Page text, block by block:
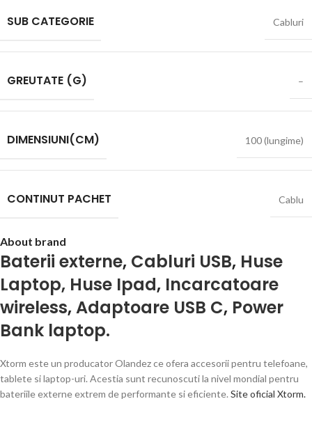
SUB CATEGORIE Cabluri
GREUTATE (G) –
DIMENSIUNI(CM) 100 (lungime)
CONTINUT PACHET Cablu
About brand
Baterii externe, Cabluri USB, Huse
Laptop, Huse Ipad, Incarcatoare
wireless,Adaptoare USB C, Power
Bank laptop.
Xtorm este un producator Olandez ce ofera accesorii pentru telefoane,
tablete si laptop-uri. Acestia sunt recunoscuti la nivel mondial pentru
bateriile externe extrem de performante si eficiente. Site oficial Xtorm.